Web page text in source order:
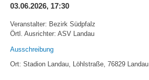
03.06.2026, 17:30
Veranstalter: Bezirk Südpfalz
Örtl. Ausrichter: ASV Landau
Ausschreibung
Ort: Stadion Landau, Löhlstraße, 76829 Landau